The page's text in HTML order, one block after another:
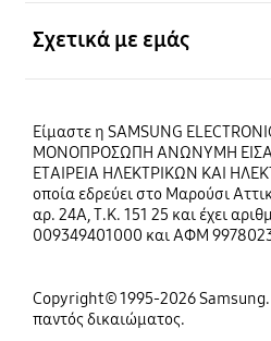
Σχετικά με εμάς
Είμαστε η SAMSUNG
ΜΟΝΟΠΡΟΣΩΠΗ ΑΝΩΝΥΜΗ
ΕΤΑΙΡΕΙΑ ΗΛΕΚΤΡΙΚΩΝ ΚΑΙ
οποία εδρεύει στο Μαρούσι
αρ. 24Α, Τ.Κ. 151 25 και έχει
009349401000 και ΑΦΜ
Copyright© 1995-2026
παντός δικαιώματος.